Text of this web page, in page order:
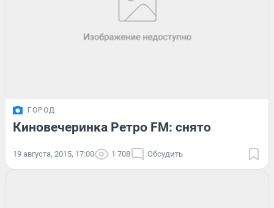
ГОРОД
Киновечеринка Ретро FM: снято
19 августа, 2015, 17:00 1 708 Обсудить